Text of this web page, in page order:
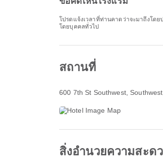
โปรดแจ้งเวลาที่ท่านคาดว่าจะมาถึงโด
โดยบุคคลทั่วไป
สถานที่
600 7th St Southwest,
สิ่งอำนวยความสะด